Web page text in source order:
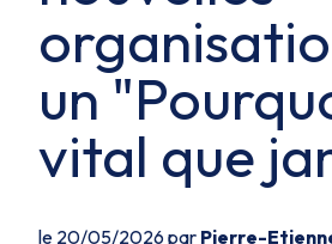
un
vital que
le 20/05/2026 par Pierre-